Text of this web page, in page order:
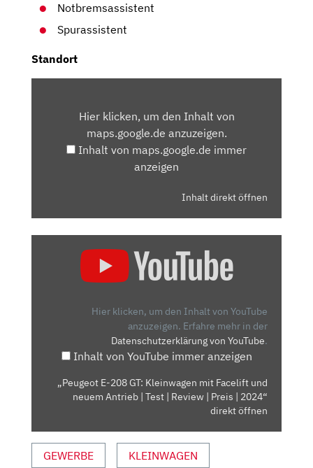
Notbremsassistent
Spurassistent
Standort
MAPS.GOOGLE.DEHier klicken, um den Inhalt von
maps.google.de anzuzeigen.
Inhalt von maps.google.de immer
anzeigen
Inhalt direkt öffnen
KLEINWAGEN
NEUEM
ANTRIEB
|
REVIEW
Hier klicken, um den Inhalt von YouTube
anzuzeigen. Erfahre mehr in der
Datenschutzerklärung von YouTube.
Inhalt von YouTube immer anzeigen
„Peugeot E-208 GT: Kleinwagen mit Facelift und
neuem Antrieb | Test | Review | Preis | 2024“
direkt öffnen
GEWERBE KLEINWAGEN